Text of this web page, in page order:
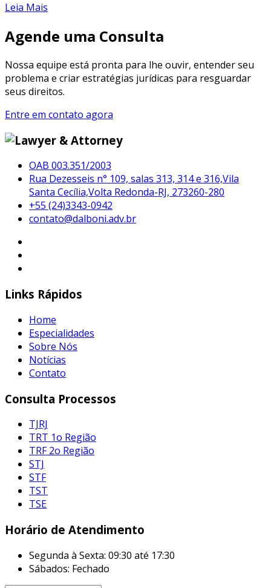
Leia Mais
Agende uma Consulta
Nossa equipe está pronta para lhe ouvir, entender seu
problema e criar estratégias jurídicas para resguardar
seus direitos.
Entre em contato agora
OAB 003.351/2003
Rua Dezesseis n° 109, salas 313, 314 e 316,Vila
Santa Cecília,Volta Redonda-RJ, 273260-280
+55 (24)3343-0942
contato@dalboni.adv.br
Links Rápidos
Home
Especialidades
Sobre Nós
Notícias
Contato
Consulta Processos
TJRJ
TRT 1o Região
TRF 2o Região
STJ
STF
TST
TSE
Horário de Atendimento
Segunda à Sexta: 09:30 até 17:30
Sábados: Fechado